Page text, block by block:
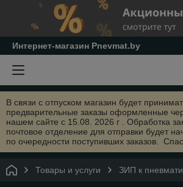
Интернет-магазин Pnevmat.by
В связи с отпуском магазин будет
предварительные заказы оформленные
нашем сайте с 15.08. 2026 г . Обработка
почтовое отделение для отправки будет
по очередности поступивших заказов.
Товары и услуги ЗИП к